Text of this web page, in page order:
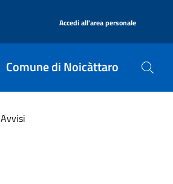
Accedi all'area personale
Comune di Noicàttaro
Avvisi